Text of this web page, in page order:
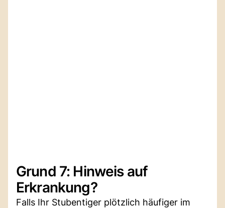
Grund 7: Hinweis auf
Erkrankung?
Falls Ihr Stubentiger plötzlich häufiger im